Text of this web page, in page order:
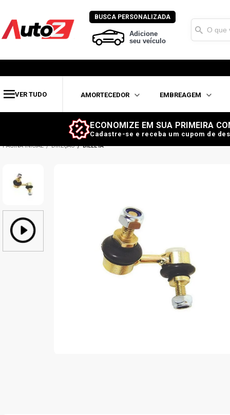
BUSCA PERSONALIZADA
Adicione
seu veículo
VER TUDO AMORTECEDOR EMBREAGEM
ECONOMIZE EM SUA PRIMEIRA
Cadastre-se e receba um cupom de
DIREÇÃO BIELETA